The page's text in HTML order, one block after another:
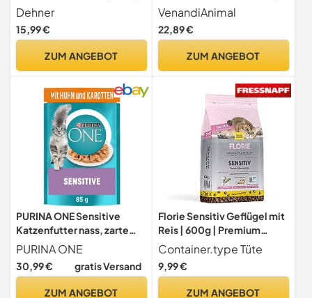
Trockenfutter getreidefrei
/ zuckerfrei, für
ausgewachsene Katzen,
Dehner
15,99 €
ZUM ANGEBOT
Probierpaket 1, 6 x 0,3 kg
(6er Pack), getreidefrei mit
viel frischem Fleisch und
VenandiAnimal
22,89 €
ZUM ANGEBOT
PURINA ONE Sensitive
Katzenfutter nass, zarte
Stückchen in Sauce mit
Huhn, 26er Pack (26 x 85g)
PURINA ONE
30,99 € gratis Versand
ZUM ANGEBOT
Florie Sensitiv Geflügel mit
Reis | 600g | Premium
Katzenfutter trocken | für
ausgewachsene, Sensible
Katzen | viel Frischfleisch |
Container.type Tüte
9,99 €
ZUM ANGEBOT